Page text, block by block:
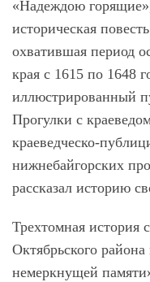
«Надеждою
историческая
охватившая период
края с 1615 по 1648
иллюстрированный
Прогулки с
краеведческо-
нижнебайгорских
рассказал историю
Трехтомная история
Октябрьского
немеркнущей